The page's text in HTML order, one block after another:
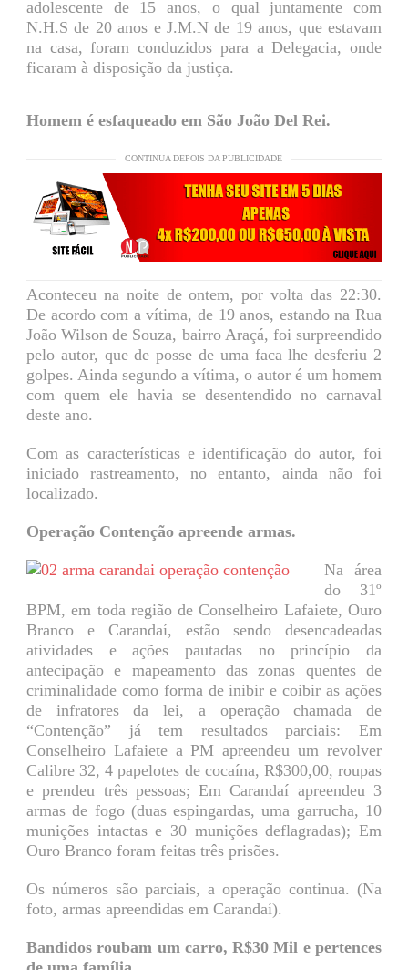
adolescente de 15 anos, o qual juntamente com
N.H.S de 20 anos e J.M.N de 19 anos, que estavam
na casa, foram conduzidos para a Delegacia, onde
ficaram à disposição da justiça.
Homem é esfaqueado em São João Del Rei.
CONTINUA DEPOIS DA PUBLICIDADE
Aconteceu na noite de ontem, por volta das 22:30.
De acordo com a vítima, de 19 anos, estando na Rua
João Wilson de Souza, bairro Araçá, foi surpreendido
pelo autor, que de posse de uma faca lhe desferiu 2
golpes. Ainda segundo a vítima, o autor é um homem
com quem ele havia se desentendido no carnaval
deste ano.
Com as características e identificação do autor, foi
iniciado rastreamento, no entanto, ainda não foi
localizado.
Operação Contenção apreende armas.
Na área
do 31º
BPM, em toda região de Conselheiro Lafaiete, Ouro
Branco e Carandaí, estão sendo desencadeadas
atividades e ações pautadas no princípio da
antecipação e mapeamento das zonas quentes de
criminalidade como forma de inibir e coibir as ações
de infratores da lei, a operação chamada de
“Contenção” já tem resultados parciais: Em
Conselheiro Lafaiete a PM apreendeu um revolver
Calibre 32, 4 papelotes de cocaína, R$300,00, roupas
e prendeu três pessoas; Em Carandaí apreendeu 3
armas de fogo (duas espingardas, uma garrucha, 10
munições intactas e 30 munições deflagradas); Em
Ouro Branco foram feitas três prisões.
Os números são parciais, a operação continua. (Na
foto, armas apreendidas em Carandaí).
Bandidos roubam um carro, R$30 Mil e pertences